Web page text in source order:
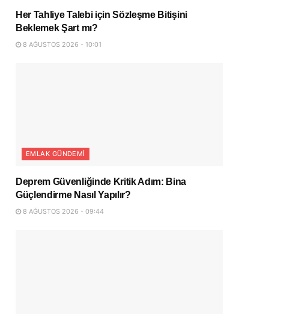
Her Tahliye Talebi için Sözleşme Bitişini
Beklemek Şart mı?
8 AĞUSTOS 2026 - 10:01
EMLAK GÜNDEMI
Deprem Güvenliğinde Kritik Adım: Bina
Güçlendirme Nasıl Yapılır?
8 AĞUSTOS 2026 - 09:44